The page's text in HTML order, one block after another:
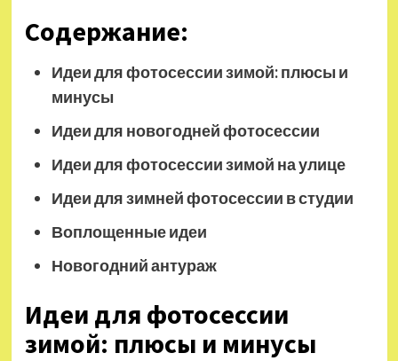
Содержание:
Идеи для фотосессии зимой: плюсы и
минусы
Идеи для новогодней фотосессии
Идеи для фотосессии зимой на улице
Идеи для зимней фотосессии в студии
Воплощенные идеи
Новогодний антураж
Идеи для фотосессии
зимой: плюсы и минусы